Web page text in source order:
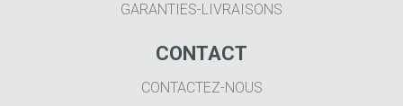
GARANTIES-LIVRAISONS
CONTACT
CONTACTEZ-NOUS